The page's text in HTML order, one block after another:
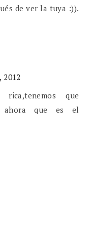
de ver la tuya :)).
2012
que
ahora que es el